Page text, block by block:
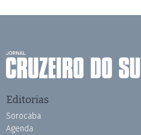
Editorias
Sorocaba
Agenda